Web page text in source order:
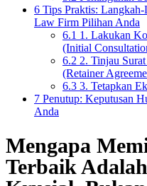
6 Tips Praktis:
Law Firm Pilihan Anda
6.1 1. Lakukan
(Initial
6.2 2. Tinjau
(Retainer
6.3 3. Tetapkan
7 Penutup: Keputusan
Anda
Mengapa
Terbaik